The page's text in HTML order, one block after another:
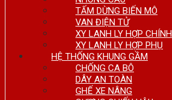
TẤM DỪNG BIẾN MÔ
VAN ĐIỆN TỬ
XY LANH LY HỢP CHÍNH
XY LANH LY HỢP PHỤ
HỆ THỐNG KHUNG GẦM
CHỐNG CA BÔ
DÂY AN TOÀN
GHẾ XE NÂNG